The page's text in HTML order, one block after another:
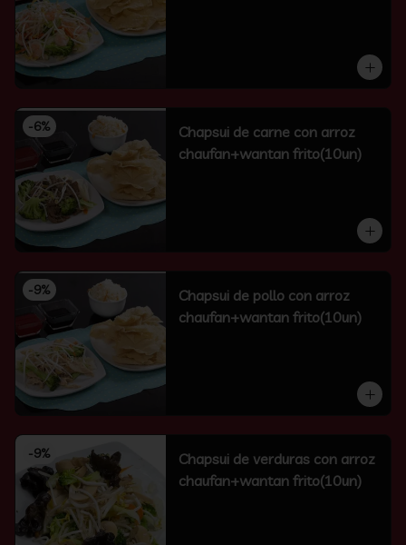
-6%
Chapsui de carne con arroz
chaufan+wantan frito(10un)
-9%
Chapsui de pollo con arroz
chaufan+wantan frito(10un)
-9%
Chapsui de verduras con arroz
chaufan+wantan frito(10un)